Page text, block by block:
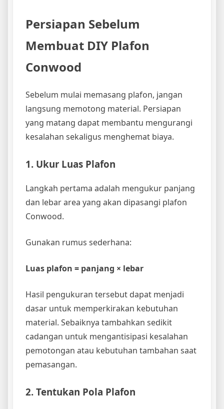
Persiapan Sebelum
Membuat DIY Plafon
Conwood
Sebelum mulai memasang plafon, jangan
langsung memotong material. Persiapan
yang matang dapat membantu mengurangi
kesalahan sekaligus menghemat biaya.
1. Ukur Luas Plafon
Langkah pertama adalah mengukur panjang
dan lebar area yang akan dipasangi plafon
Conwood.
Gunakan rumus sederhana:
Luas plafon = panjang × lebar
Hasil pengukuran tersebut dapat menjadi
dasar untuk memperkirakan kebutuhan
material. Sebaiknya tambahkan sedikit
cadangan untuk mengantisipasi kesalahan
pemotongan atau kebutuhan tambahan saat
pemasangan.
2. Tentukan Pola Plafon